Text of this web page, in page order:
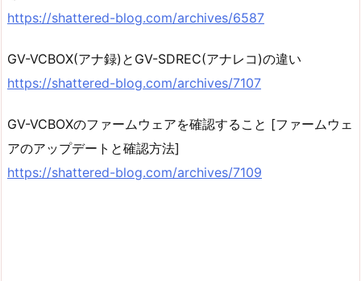
https://shattered-blog.com/archives/6587
GV-VCBOX(アナ録)とGV-SDREC(アナレコ)の違い
https://shattered-blog.com/archives/7107
GV-VCBOXのファームウェアを確認すること [ファームウェ
アのアップデートと確認方法]
https://shattered-blog.com/archives/7109